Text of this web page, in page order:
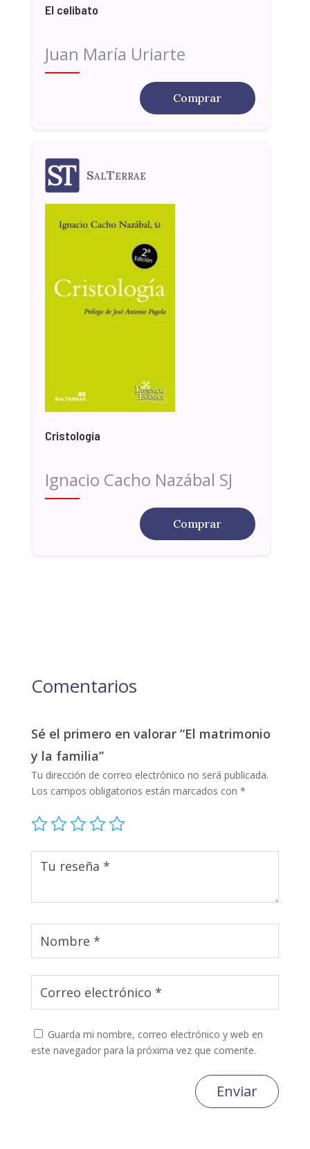
El celibato
Juan María Uriarte
Comprar
SalTerrae
Cristología
Ignacio Cacho Nazábal SJ
Comprar
Comentarios
Sé el primero en valorar “El matrimonio
y la familia”
Tu dirección de correo electrónico no será publicada.
Los campos obligatorios están marcados con *
Guarda mi nombre, correo electrónico y web en
este navegador para la próxima vez que comente.
Enviar